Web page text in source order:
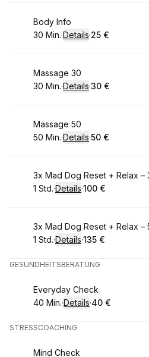
Buchen
Body Info
.Dauer:
30 Min.·Details·
.Preis
25 €
Buchen
Massage 30
.Dauer:
30 Min.·Details·
.Preis
30 €
Buchen
Massage 50
.Dauer:
50 Min.·Details·
.Preis
50 €
Buchen
3x Mad Dog Reset + Relax –
. Dauer:
1 Std.·Details·
.Preis
100 €
Buchen
3x Mad Dog Reset + Relax –
. Dauer:
1 Std.·Details·
.Preis
135 €
GESUNDHEITSBERATUNG
Buchen
Everyday Check
.Dauer:
40 Min.·Details·
.Preis
40 €
STRESSCOACHING
Buchen
Mind Check